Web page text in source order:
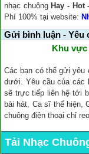
nhạc chuông Hay - Hot
Phí 100% tại website:
Gửi bình luận - Yêu
Khu vực
Các bạn có thể gửi yêu
dưới. Yêu cầu của các
sẽ trực tiếp liên hệ tới
bài hát, Ca sĩ thể hiện,
chuông điện thoại chỉ
Tải Nhạc